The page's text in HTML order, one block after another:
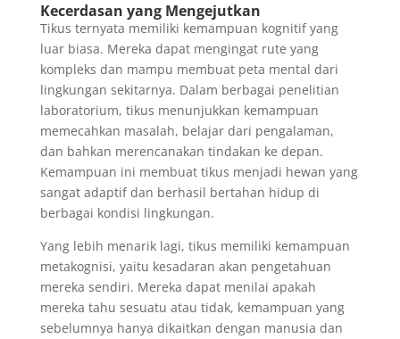
Kecerdasan yang Mengejutkan
Tikus ternyata memiliki kemampuan kognitif yang
luar biasa. Mereka dapat mengingat rute yang
kompleks dan mampu membuat peta mental dari
lingkungan sekitarnya. Dalam berbagai penelitian
laboratorium, tikus menunjukkan kemampuan
memecahkan masalah, belajar dari pengalaman,
dan bahkan merencanakan tindakan ke depan.
Kemampuan ini membuat tikus menjadi hewan yang
sangat adaptif dan berhasil bertahan hidup di
berbagai kondisi lingkungan.
Yang lebih menarik lagi, tikus memiliki kemampuan
metakognisi, yaitu kesadaran akan pengetahuan
mereka sendiri. Mereka dapat menilai apakah
mereka tahu sesuatu atau tidak, kemampuan yang
sebelumnya hanya dikaitkan dengan manusia dan